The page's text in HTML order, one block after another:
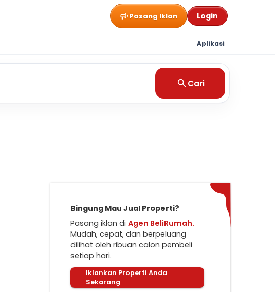
Pasang Iklan Login
Aplikasi
Cari
Bingung Mau Jual Properti?
Pasang iklan di Agen BeliRumah.
Mudah, cepat, dan berpeluang
dilihat oleh ribuan calon pembeli
setiap hari.
Iklankan Properti Anda
Sekarang